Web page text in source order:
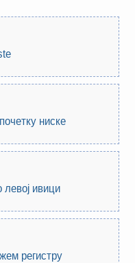
ниске
левој ивици
регистру